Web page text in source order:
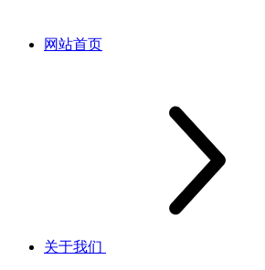
网站首页
关于我们